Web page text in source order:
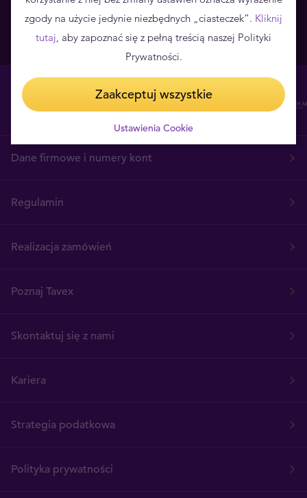
im aż tyle?
fotowoltaiki
Dane firmowe i numery kont
Regulamin
Realizacja zamówień
Poznaj Tavex
Skontaktuj się z nami
Kariera
Strategia podatkowa
Polityka prywatności
zgody na użycie jedynie niezbędnych „ciasteczek”. Kliknij
tutaj, aby zapoznać się z pełną treścią naszej Polityki
Prywatności.
Zaakceptuj wszystkie
Ustawienia Cookie